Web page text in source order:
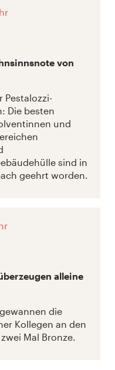
von
Pestalozzi-
Die besten
und
sind in
geehrt worden.
alleine
die
Kollegen an den
Mal Bronze.